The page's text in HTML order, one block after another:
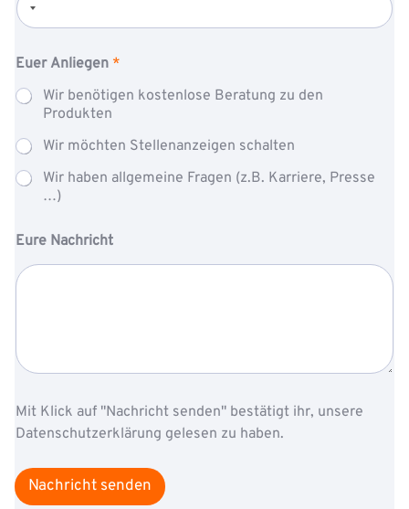
e
n
Euer Anliegen *
Wir benötigen kostenlose Beratung zu den
Produkten
Wir möchten Stellenanzeigen schalten
Wir haben allgemeine Fragen (z.B. Karriere, Presse
…)
Eure Nachricht
Mit Klick auf "Nachricht senden" bestätigt ihr, unsere
Datenschutzerklärung gelesen zu haben.
Nachricht senden